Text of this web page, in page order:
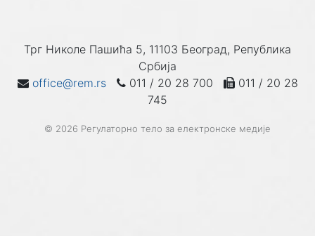
Трг Николе Пашића 5, 11103 Београд, Република
Србија
office@rem.rs
011 / 20 28 700
011 / 20 28
745
© 2026 Регулаторно тело за електронске медије